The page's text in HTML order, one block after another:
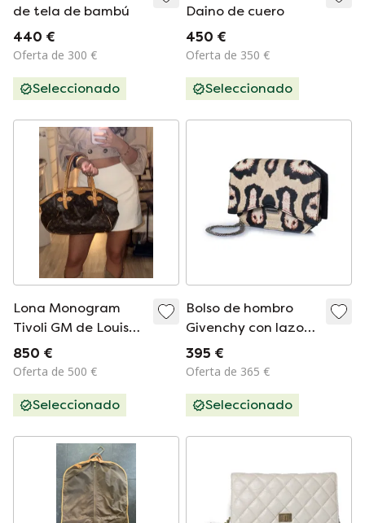
de tela de bambú
440 €
Oferta de 300 €
Seleccionado
Daino de cuero
450 €
Oferta de 350 €
Seleccionado
Lona Monogram
Tivoli GM de Louis
Vuitton
850 €
Oferta de 500 €
Seleccionado
Bolso de hombro
Givenchy con lazo
de leopardo.
395 €
Oferta de 365 €
Seleccionado